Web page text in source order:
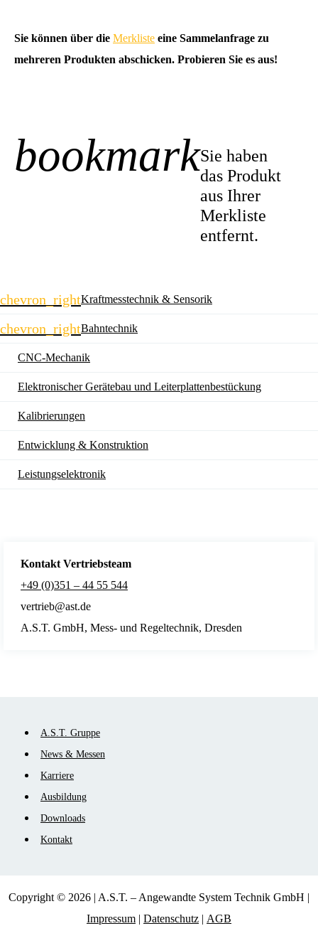
Sie können über die Merkliste eine Sammelanfrage zu
mehreren Produkten abschicken. Probieren Sie es aus!
bookmarkSie haben
das Produkt
aus Ihrer
Merkliste
entfernt.
chevron_rightKraftmesstechnik & Sensorik
chevron_rightBahntechnik
CNC-Mechanik
Elektronischer Gerätebau und Leiterplatten­bestückung
Kalibrierungen
Entwicklung & Konstruktion
Leistungselektronik
Kontakt Vertriebsteam
+49 (0)351 – 44 55 544
vertrieb@ast.de
A.S.T. GmbH, Mess- und Regeltechnik, Dresden
Navigation
überspringen
A.S.T. Gruppe
News & Messen
Karriere
Ausbildung
Downloads
Kontakt
Copyright © 2026 | A.S.T. – Angewandte System Technik GmbH |
Impressum | Datenschutz | AGB